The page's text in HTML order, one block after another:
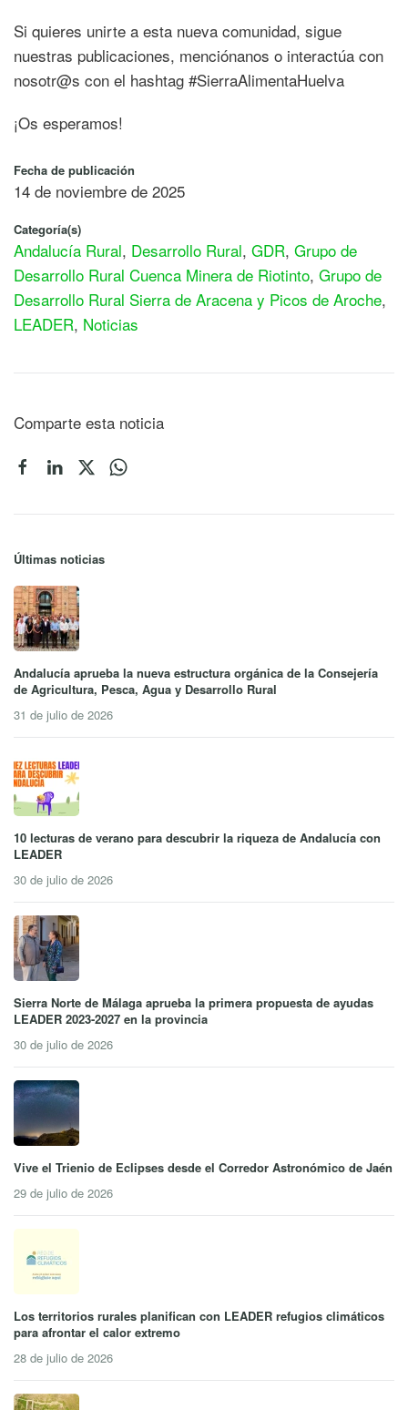
Si quieres unirte a esta nueva comunidad, sigue
nuestras publicaciones, menciónanos o interactúa con
nosotr@s con el hashtag #SierraAlimentaHuelva
¡Os esperamos!
Fecha de publicación
14 de noviembre de 2025
Categoría(s)
Andalucía Rural, Desarrollo Rural, GDR, Grupo de
Desarrollo Rural Cuenca Minera de Riotinto, Grupo de
Desarrollo Rural Sierra de Aracena y Picos de Aroche,
LEADER, Noticias
Comparte esta noticia
Últimas noticias
Andalucía aprueba la nueva estructura orgánica de la Consejería
de Agricultura, Pesca, Agua y Desarrollo Rural
31 de julio de 2026
10 lecturas de verano para descubrir la riqueza de Andalucía con
LEADER
30 de julio de 2026
Sierra Norte de Málaga aprueba la primera propuesta de ayudas
LEADER 2023-2027 en la provincia
30 de julio de 2026
Vive el Trienio de Eclipses desde el Corredor Astronómico de Jaén
29 de julio de 2026
Los territorios rurales planifican con LEADER refugios climáticos
para afrontar el calor extremo
28 de julio de 2026